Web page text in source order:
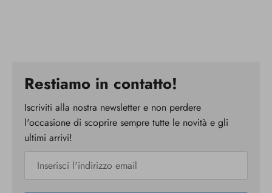
Restiamo in contatto!
Iscriviti alla nostra newsletter e non perdere
l'occasione di scoprire sempre tutte le novità e gli
ultimi arrivi!